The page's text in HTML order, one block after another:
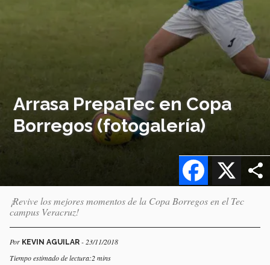
Arrasa PrepaTec en Copa
Borregos (fotogalería)
X
Facebook
¡Revive los mejores momentos de la Copa Borregos en el Tec
campus Veracruz!
Por KEVIN AGUILAR - 23/11/2018
Tiempo estimado de lectura:2 mins